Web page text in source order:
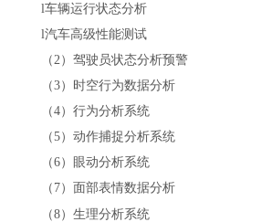
l车辆运行状态分析
l汽车高级性能测试
（2）驾驶员状态分析预警
（3）时空行为数据分析
（4）行为分析系统
（5）动作捕捉分析系统
（6）眼动分析系统
（7）面部表情数据分析
（8）生理分析系统